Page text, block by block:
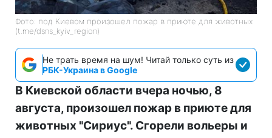
Фото: под Киевом произошел пожар в приюте для животных
(t.me/dsns_kyiv_region)
Не трать время на шум! Читай только суть из
РБК-Украина в Google
В Киевской области вчера ночью, 8
августа, произошел пожар в приюте для
животных "Сириус". Сгорели вольеры и